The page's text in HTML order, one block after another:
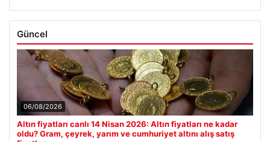
Güncel
06/08/2026
Altın fiyatları canlı 14 Nisan 2026: Altın fiyatları ne kadar
oldu? Gram, çeyrek, yarım ve cumhuriyet altını alış satış